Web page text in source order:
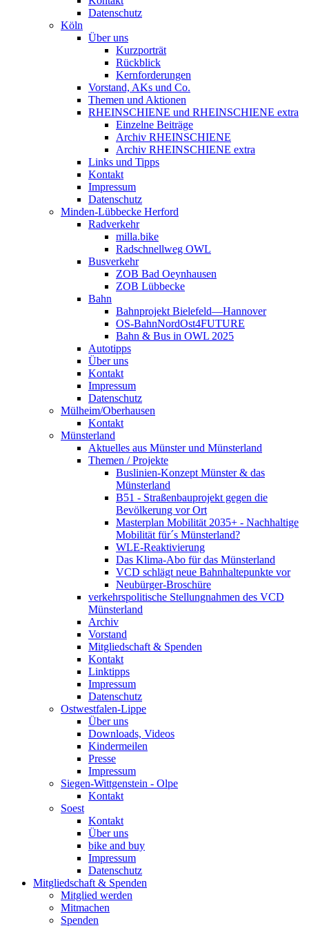
Datenschutz
Köln
Über uns
Kurzporträt
Rückblick
Kernforderungen
Vorstand, AKs und Co.
Themen und Aktionen
RHEINSCHIENE und RHEINSCHIENE extra
Einzelne Beiträge
Archiv RHEINSCHIENE
Archiv RHEINSCHIENE extra
Links und Tipps
Kontakt
Impressum
Datenschutz
Minden-Lübbecke Herford
Radverkehr
milla.bike
Radschnellweg OWL
Busverkehr
ZOB Bad Oeynhausen
ZOB Lübbecke
Bahn
Bahnprojekt Bielefeld—Hannover
OS-BahnNordOst4FUTURE
Bahn & Bus in OWL 2025
Autotipps
Über uns
Kontakt
Impressum
Datenschutz
Mülheim/Oberhausen
Kontakt
Münsterland
Aktuelles aus Münster und Münsterland
Themen / Projekte
Buslinien-Konzept Münster & das
Münsterland
B51 - Straßenbauprojekt gegen die
Bevölkerung vor Ort
Masterplan Mobilität 2035+ - Nachhaltige
Mobilität für´s Münsterland?
WLE-Reaktivierung
Das Klima-Abo für das Münsterland
VCD schlägt neue Bahnhaltepunkte vor
Neubürger-Broschüre
verkehrspolitische Stellungnahmen des VCD
Münsterland
Archiv
Vorstand
Mitgliedschaft & Spenden
Kontakt
Linktipps
Impressum
Datenschutz
Ostwestfalen-Lippe
Über uns
Downloads, Videos
Kindermeilen
Presse
Impressum
Siegen-Wittgenstein - Olpe
Kontakt
Soest
Kontakt
Über uns
bike and buy
Impressum
Datenschutz
Mitgliedschaft & Spenden
Mitglied werden
Mitmachen
Spenden